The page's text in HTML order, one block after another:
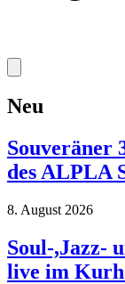
Neu
Souveräner
des ALPLA
8. August 2026
Soul-,Jazz-
live im